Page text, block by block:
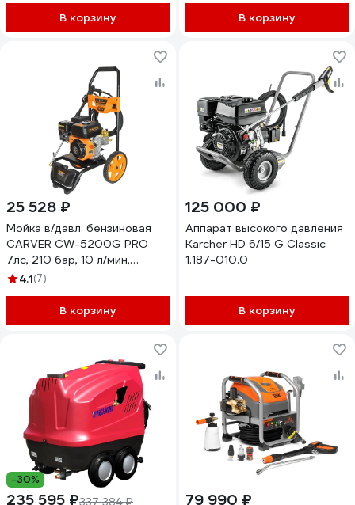
В корзину В корзину
25 528 ₽
Мойка в/давл. бензиновая
CARVER CW-5200G PRO
7лс, 210 бар, 10 л/мин,
латунь, самовсас, фрезы
4.1(7)
В корзину
125 000 ₽
Аппарат высокого давления
Karcher HD 6/15 G Classic
1.187-010.0
В корзину
-30%
235 595 ₽337 384 ₽
79 990 ₽